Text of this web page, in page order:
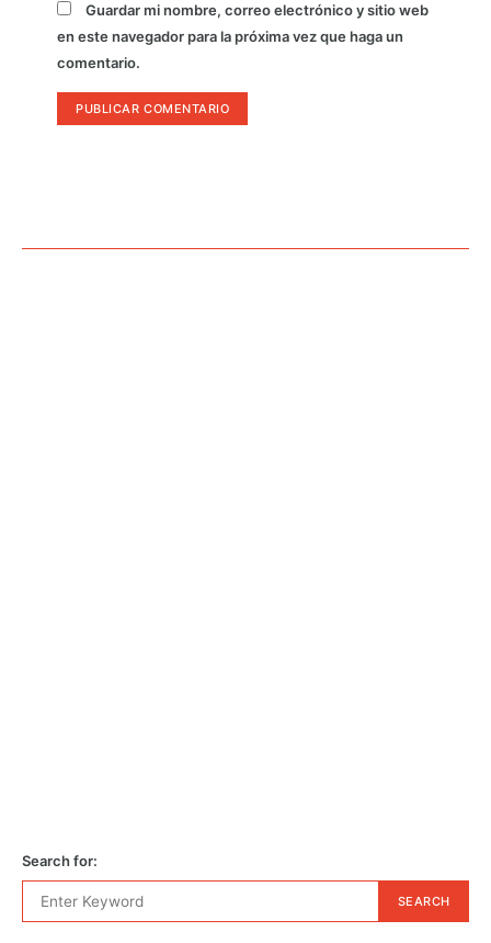
Guardar mi nombre, correo electrónico y sitio web
en este navegador para la próxima vez que haga un
comentario.
Search for:
SEARCH